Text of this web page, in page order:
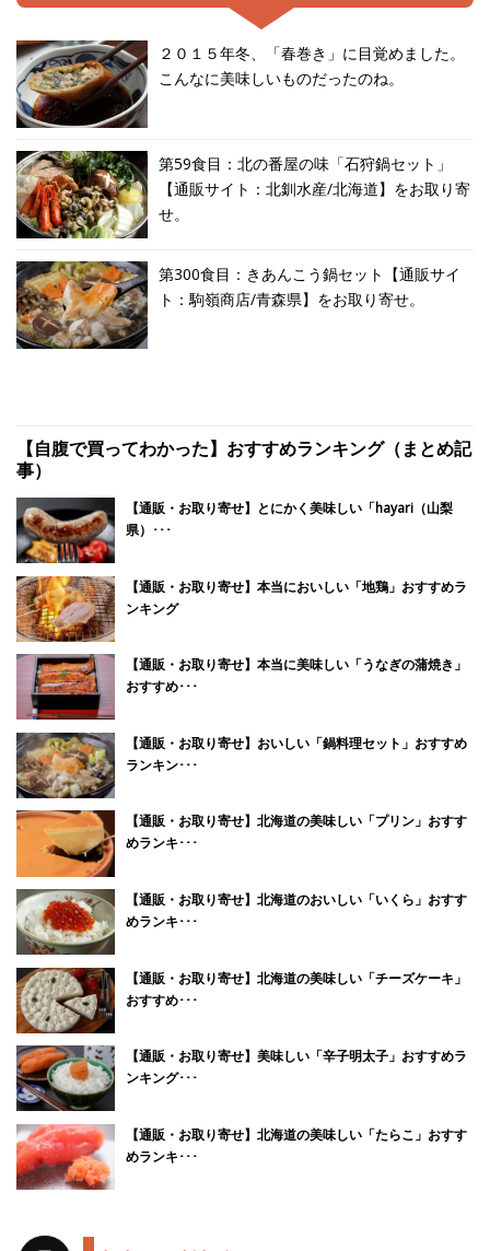
２０１５年冬、「春巻き」に目覚めました。
こんなに美味しいものだったのね。
第59食目：北の番屋の味「石狩鍋セット」
【通販サイト：北釧水産/北海道】をお取り寄
せ。
第300食目：きあんこう鍋セット【通販サイ
ト：駒嶺商店/青森県】をお取り寄せ。
【自腹で買ってわかった】おすすめランキング（まとめ記
事）
【通販・お取り寄せ】とにかく美味しい「hayari（山梨
県）･･･
【通販・お取り寄せ】本当においしい「地鶏」おすすめラ
ンキング
【通販・お取り寄せ】本当に美味しい「うなぎの蒲焼き」
おすすめ･･･
【通販・お取り寄せ】おいしい「鍋料理セット」おすすめ
ランキン･･･
【通販・お取り寄せ】北海道の美味しい「プリン」おすす
めランキ･･･
【通販・お取り寄せ】北海道のおいしい「いくら」おすす
めランキ･･･
【通販・お取り寄せ】北海道の美味しい「チーズケーキ」
おすすめ･･･
【通販・お取り寄せ】美味しい「辛子明太子」おすすめラ
ンキング･･･
【通販・お取り寄せ】北海道の美味しい「たらこ」おすす
めランキ･･･